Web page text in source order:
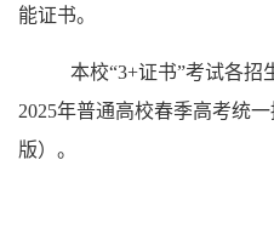
能证书。
本校“3+证书”考试各招
2025年普通高校春季高考统
版）。